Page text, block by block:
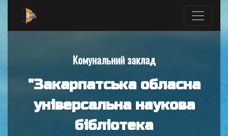
Комунальний заклад
"Закарпатська обласна
універсальна наукова
бібліотека